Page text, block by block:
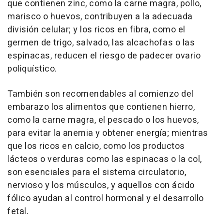
que contienen zinc, como la carne magra, pollo,
marisco o huevos, contribuyen a la adecuada
división celular; y los ricos en fibra, como el
germen de trigo, salvado, las alcachofas o las
espinacas, reducen el riesgo de padecer ovario
poliquístico.
También son recomendables al comienzo del
embarazo los alimentos que contienen hierro,
como la carne magra, el pescado o los huevos,
para evitar la anemia y obtener energía; mientras
que los ricos en calcio, como los productos
lácteos o verduras como las espinacas o la col,
son esenciales para el sistema circulatorio,
nervioso y los músculos, y aquellos con ácido
fólico ayudan al control hormonal y el desarrollo
fetal.